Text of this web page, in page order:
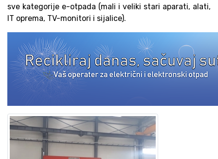
sve kategorije e-otpada (mali i veliki stari aparati, alati,
IT oprema, TV-monitori i sijalice).